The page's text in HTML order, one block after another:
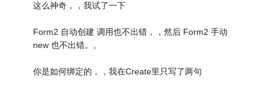
这么神奇，，我试了一下
Form2 自动创建 调用也不出错，，然后 Form2 手动
new 也不出错。。
你是如何绑定的，，我在Create里只写了两句